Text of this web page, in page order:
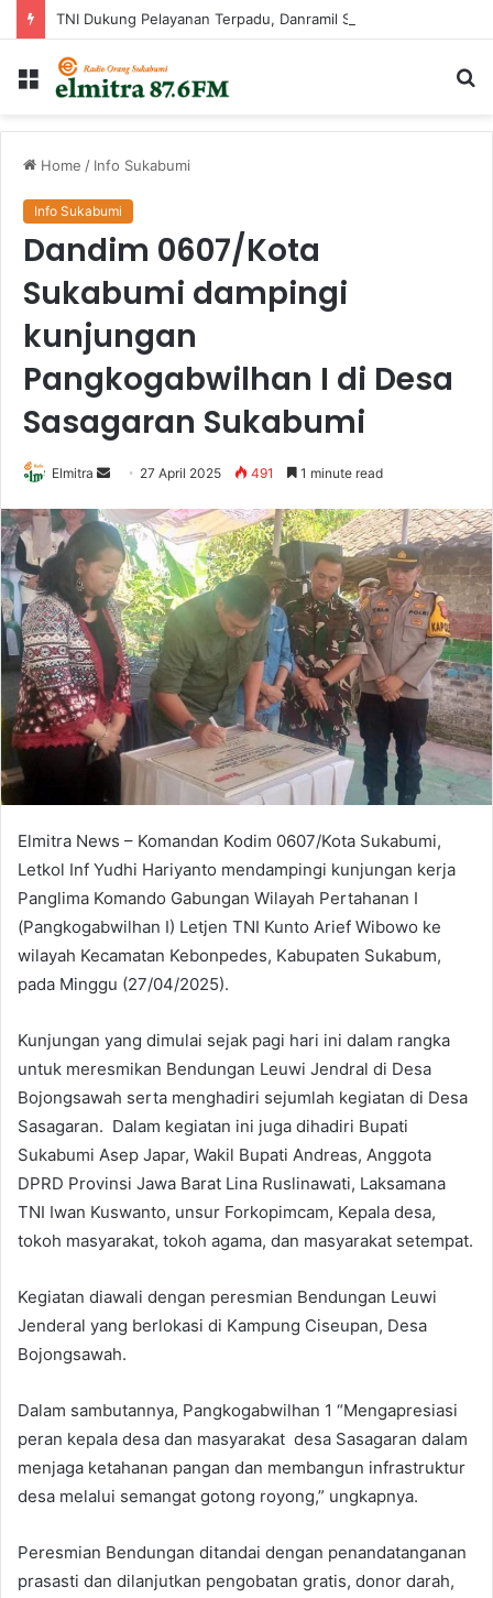
Menu
Home / Info Sukabumi
Info Sukabumi
Dandim 0607/Kota
Sukabumi dampingi
kunjungan
Pangkogabwilhan I di Desa
Sasagaran Sukabumi
Elmitra
Send
email
27 April 2025 491 1 minute read
Elmitra News – Komandan Kodim 0607/Kota Sukabumi,
Letkol Inf Yudhi Hariyanto mendampingi kunjungan kerja
Panglima Komando Gabungan Wilayah Pertahanan I
(Pangkogabwilhan I) Letjen TNI Kunto Arief Wibowo ke
wilayah Kecamatan Kebonpedes, Kabupaten Sukabum,
pada Minggu (27/04/2025).
Kunjungan yang dimulai sejak pagi hari ini dalam rangka
untuk meresmikan Bendungan Leuwi Jendral di Desa
Bojongsawah serta menghadiri sejumlah kegiatan di Desa
Sasagaran. Dalam kegiatan ini juga dihadiri Bupati
Sukabumi Asep Japar, Wakil Bupati Andreas, Anggota
DPRD Provinsi Jawa Barat Lina Ruslinawati, Laksamana
TNI Iwan Kuswanto, unsur Forkopimcam, Kepala desa,
tokoh masyarakat, tokoh agama, dan masyarakat setempat.
Kegiatan diawali dengan peresmian Bendungan Leuwi
Jenderal yang berlokasi di Kampung Ciseupan, Desa
Bojongsawah.
Dalam sambutannya, Pangkogabwilhan 1 “Mengapresiasi
peran kepala desa dan masyarakat desa Sasagaran dalam
menjaga ketahanan pangan dan membangun infrastruktur
desa melalui semangat gotong royong,” ungkapnya.
Peresmian Bendungan ditandai dengan penandatanganan
prasasti dan dilanjutkan pengobatan gratis, donor darah,